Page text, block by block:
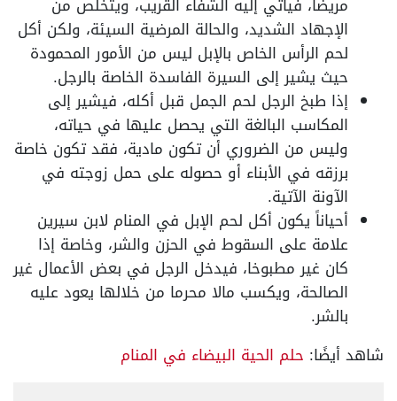
الإجهاد الشديد، والحالة المرضية السيئة، ولكن أكل
لحم الرأس الخاص بالإبل ليس من الأمور المحمودة
حيث يشير إلى السيرة الفاسدة الخاصة بالرجل.
إذا طبخ الرجل لحم الجمل قبل أكله، فيشير إلى
المكاسب البالغة التي يحصل عليها في حياته،
وليس من الضروري أن تكون مادية، فقد تكون خاصة
برزقه في الأبناء أو حصوله على حمل زوجته في
الآونة الآتية.
أحياناً يكون أكل لحم الإبل في المنام لابن سيرين
علامة على السقوط في الحزن والشر، وخاصة إذا
كان غير مطبوخا، فيدخل الرجل في بعض الأعمال غير
الصالحة، ويكسب مالا محرما من خلالها يعود عليه
بالشر.
شاهد أيضًا: حلم الحية البيضاء في المنام